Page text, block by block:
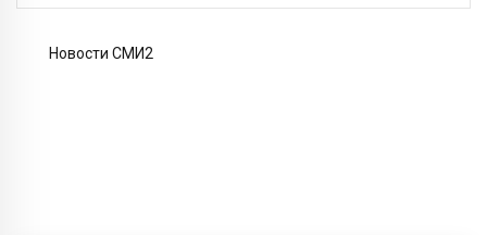
Новости СМИ2